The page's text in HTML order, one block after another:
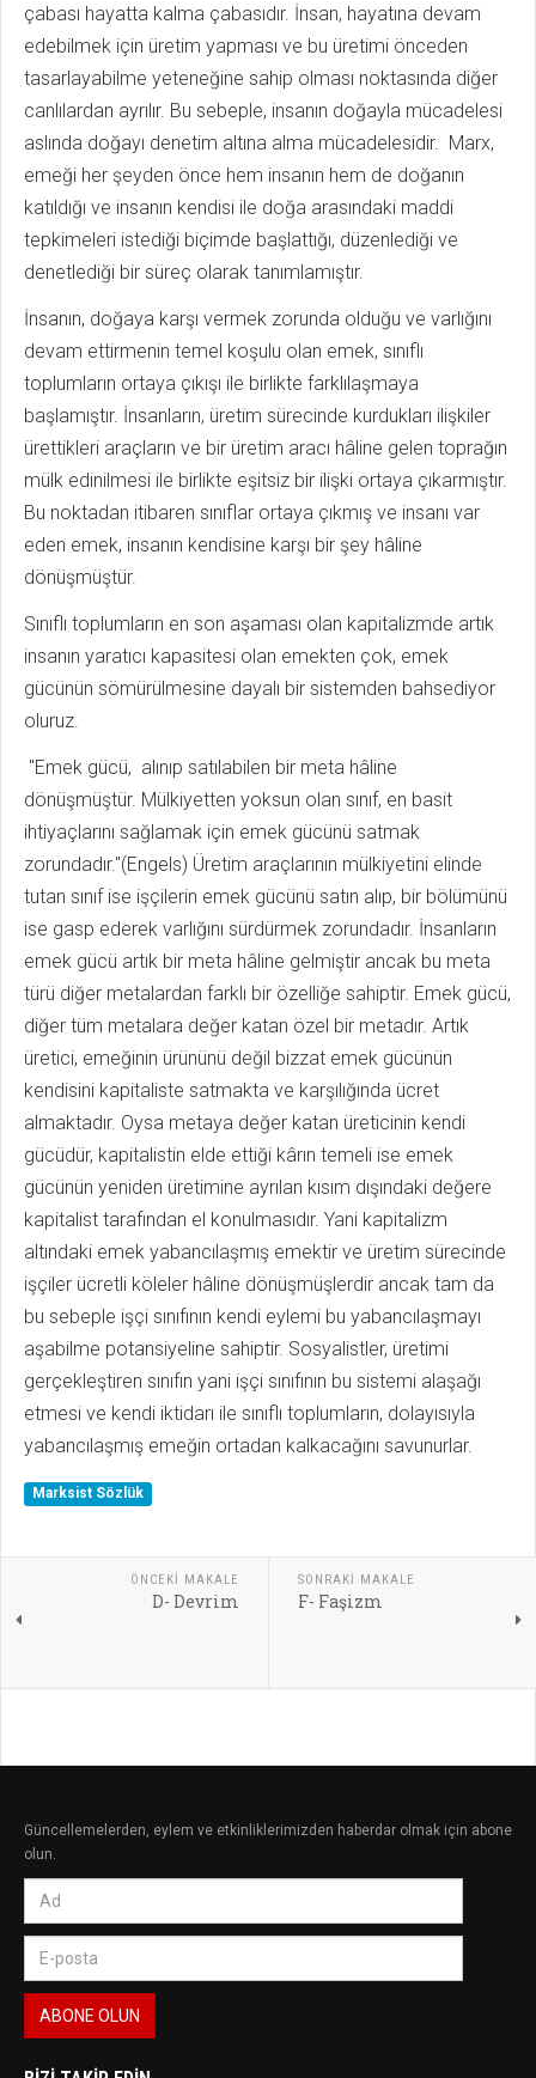
çabası hayatta kalma çabasıdır. İnsan, hayatına devam
edebilmek için üretim yapması ve bu üretimi önceden
tasarlayabilme yeteneğine sahip olması noktasında diğer
canlılardan ayrılır. Bu sebeple, insanın doğayla mücadelesi
aslında doğayı denetim altına alma mücadelesidir. Marx,
emeği her şeyden önce hem insanın hem de doğanın
katıldığı ve insanın kendisi ile doğa arasındaki maddi
tepkimeleri istediği biçimde başlattığı, düzenlediği ve
denetlediği bir süreç olarak tanımlamıştır.
İnsanın, doğaya karşı vermek zorunda olduğu ve varlığını
devam ettirmenin temel koşulu olan emek, sınıflı
toplumların ortaya çıkışı ile birlikte farklılaşmaya
başlamıştır. İnsanların, üretim sürecinde kurdukları ilişkiler
ürettikleri araçların ve bir üretim aracı hâline gelen toprağın
mülk edinilmesi ile birlikte eşitsiz bir ilişki ortaya çıkarmıştır.
Bu noktadan itibaren sınıflar ortaya çıkmış ve insanı var
eden emek, insanın kendisine karşı bir şey hâline
dönüşmüştür.
Sınıflı toplumların en son aşaması olan kapitalizmde artık
insanın yaratıcı kapasitesi olan emekten çok, emek
gücünün sömürülmesine dayalı bir sistemden bahsediyor
oluruz.
"Emek gücü, alınıp satılabilen bir meta hâline
dönüşmüştür. Mülkiyetten yoksun olan sınıf, en basit
ihtiyaçlarını sağlamak için emek gücünü satmak
zorundadır."(Engels) Üretim araçlarının mülkiyetini elinde
tutan sınıf ise işçilerin emek gücünü satın alıp, bir bölümünü
ise gasp ederek varlığını sürdürmek zorundadır. İnsanların
emek gücü artık bir meta hâline gelmiştir ancak bu meta
türü diğer metalardan farklı bir özelliğe sahiptir. Emek gücü,
diğer tüm metalara değer katan özel bir metadır. Artık
üretici, emeğinin ürününü değil bizzat emek gücünün
kendisini kapitaliste satmakta ve karşılığında ücret
almaktadır. Oysa metaya değer katan üreticinin kendi
gücüdür, kapitalistin elde ettiği kârın temeli ise emek
gücünün yeniden üretimine ayrılan kısım dışındaki değere
kapitalist tarafından el konulmasıdır. Yani kapitalizm
altındaki emek yabancılaşmış emektir ve üretim sürecinde
işçiler ücretli köleler hâline dönüşmüşlerdir ancak tam da
bu sebeple işçi sınıfının kendi eylemi bu yabancılaşmayı
aşabilme potansiyeline sahiptir. Sosyalistler, üretimi
gerçekleştiren sınıfın yani işçi sınıfının bu sistemi alaşağı
etmesi ve kendi iktidarı ile sınıflı toplumların, dolayısıyla
yabancılaşmış emeğin ortadan kalkacağını savunurlar.
Marksist Sözlük
ÖNCEKI MAKALE
D- Devrim
SONRAKI MAKALE
F- Faşizm
Güncellemelerden, eylem ve etkinliklerimizden haberdar olmak için abone
olun.